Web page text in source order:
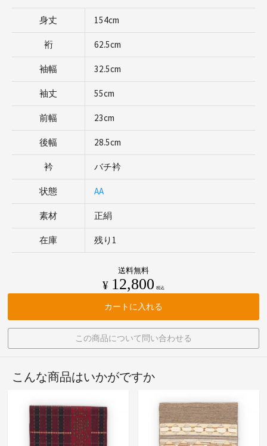
身丈 154cm
裄 62.5cm
袖幅 32.5cm
袖丈 55cm
前幅 23cm
後幅 28.5cm
衿 バチ衿
状態 AA
素材 正絹
在庫 残り1
送料無料
¥ 12,800 税込
カートに入れる
この商品について問い合わせる
こんな商品はいかがですか